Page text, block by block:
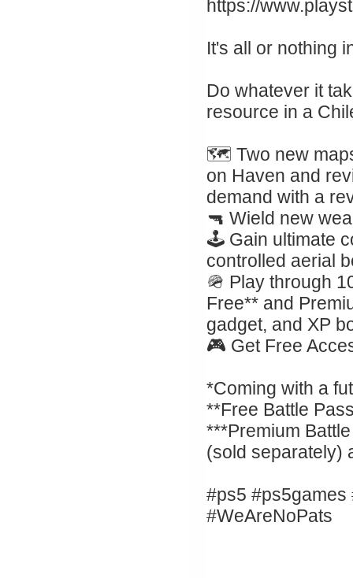
https://
It's all or nothing
Do whatever it
resource in a
🗺️ Two new
on Haven and
demand with a
🔫 Wield new
🕹️ Gain ultimate
controlled aerial
🪖 Play through
Free** and
gadget, and XP
🎮 Get Free
*Coming with a
**Free Battle
***Premium
(sold separately)
#ps5 #ps5games
#WeAreNoPats